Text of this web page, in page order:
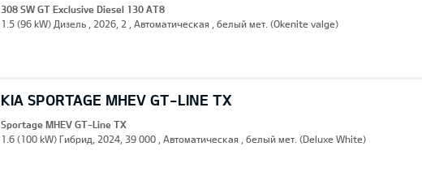
308 SW GT Exclusive Diesel 130 AT8
1.5 (96 kW) Дизель , 2026, 2 , Автоматическая , белый мет. (Okenite valge)
KIA SPORTAGE MHEV GT-LINE TX
Sportage MHEV GT-Line TX
1.6 (100 kW) Гибрид, 2024, 39 000 , Автоматическая , белый мет. (Deluxe White)